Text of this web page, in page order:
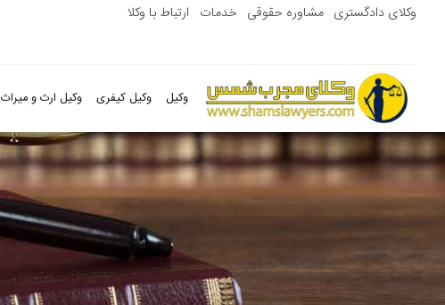
وکلای دادگستری مشاوره حقوقی خدمات ارتباط با وکلا
وکیل وکیل کیفری وکیل ارث و میراث